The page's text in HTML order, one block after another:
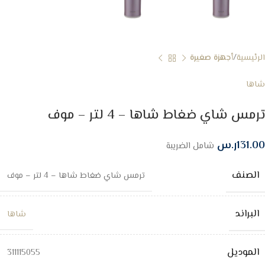
الرئيسية أجهزة صغيرة
شاها
ترمس شاي ضغاط شاها – 4 لتر – موف
131.00ر.س شامل الضريبة
الصنف ترمس شاي ضغاط شاها – 4 لتر – موف
البراند شاها
الموديل 311115055